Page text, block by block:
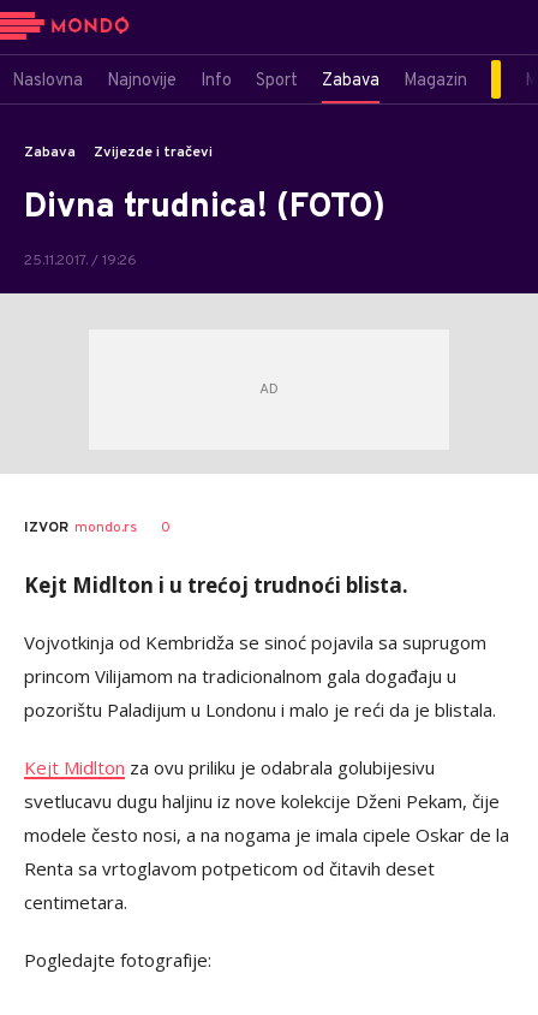
Naslovna Najnovije Info Sport Zabava Magazin
Zabava Zvijezde i tračevi
Divna trudnica! (FOTO)
25.11.2017. / 19:26
IZVOR mondo.rs 0
Kejt Midlton i u trećoj trudnoći blista.
Vojvotkinja od Kembridža se sinoć pojavila sa suprugom
princom Vilijamom na tradicionalnom gala događaju u
pozorištu Paladijum u Londonu i malo je reći da je blistala.
Kejt Midlton za ovu priliku je odabrala golubijesivu
svetlucavu dugu haljinu iz nove kolekcije Dženi Pekam, čije
modele često nosi, a na nogama je imala cipele Oskar de la
Renta sa vrtoglavom potpeticom od čitavih deset
centimetara.
Pogledajte fotografije: